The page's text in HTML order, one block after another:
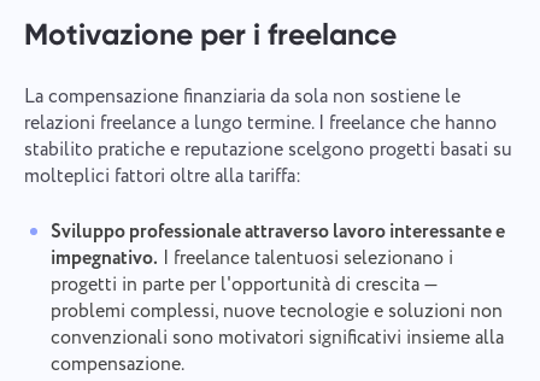
Motivazione per i freelance
La compensazione finanziaria da sola non sostiene le
relazioni freelance a lungo termine. I freelance che hanno
stabilito pratiche e reputazione scelgono progetti basati su
molteplici fattori oltre alla tariffa:
Sviluppo professionale attraverso lavoro interessante e
impegnativo. I freelance talentuosi selezionano i
progetti in parte per l'opportunità di crescita —
problemi complessi, nuove tecnologie e soluzioni non
convenzionali sono motivatori significativi insieme alla
compensazione.
o trascinare e rilasciare
Inviare
Cliccando sul pulsante "Invia", acconsenti al
trattamento dei tuoi dati personali in conformità con
il seguente documento: Informativa sulla privacy.
Inviare
aiuti a migliorare ogni giorno!
Suggerire
Cliccando sul pulsante, confermi il tuo
consenso al trattamento